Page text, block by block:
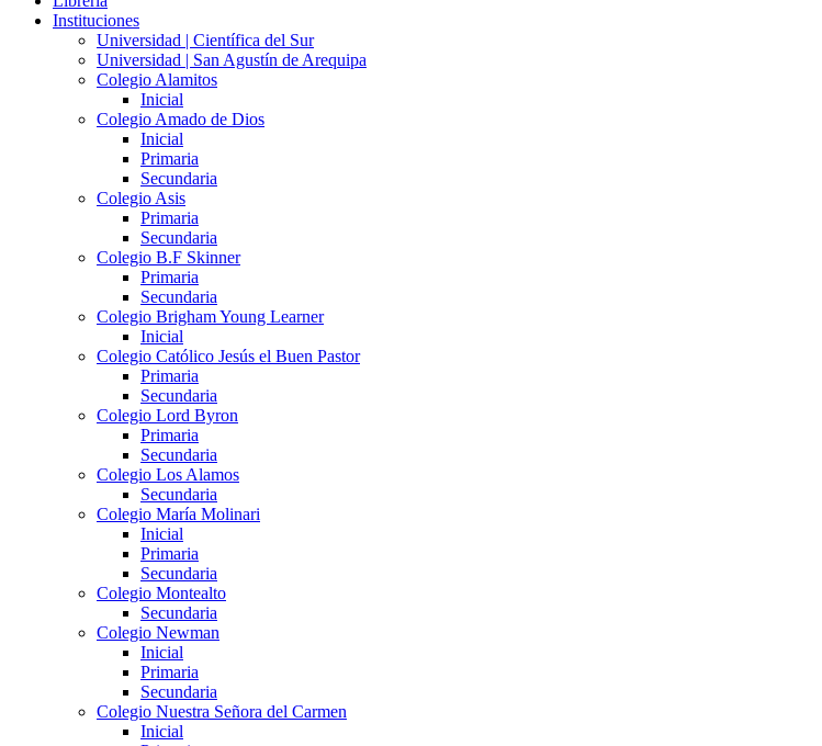
Instituciones
Universidad | Científica del Sur
Universidad | San Agustín de Arequipa
Colegio Alamitos
Inicial
Colegio Amado de Dios
Inicial
Primaria
Secundaria
Colegio Asis
Primaria
Secundaria
Colegio B.F Skinner
Primaria
Secundaria
Colegio Brigham Young Learner
Inicial
Colegio Católico Jesús el Buen Pastor
Primaria
Secundaria
Colegio Lord Byron
Primaria
Secundaria
Colegio Los Alamos
Secundaria
Colegio María Molinari
Inicial
Primaria
Secundaria
Colegio Montealto
Secundaria
Colegio Newman
Inicial
Primaria
Secundaria
Colegio Nuestra Señora del Carmen
Inicial